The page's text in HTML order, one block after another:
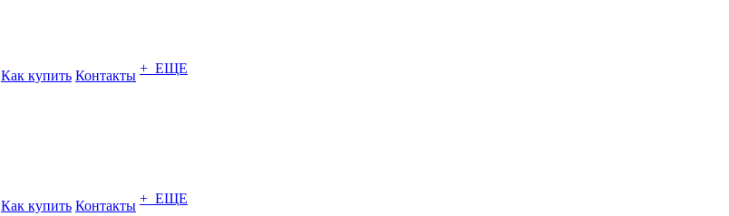
Как купить Контакты + ЕЩЕ
Как купить Контакты + ЕЩЕ